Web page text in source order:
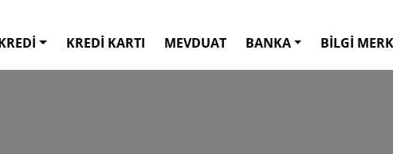
KREDİ KARTI MEVDUAT BANKA BİLGİ